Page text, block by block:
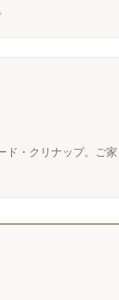
ド・クリナップ。ご家